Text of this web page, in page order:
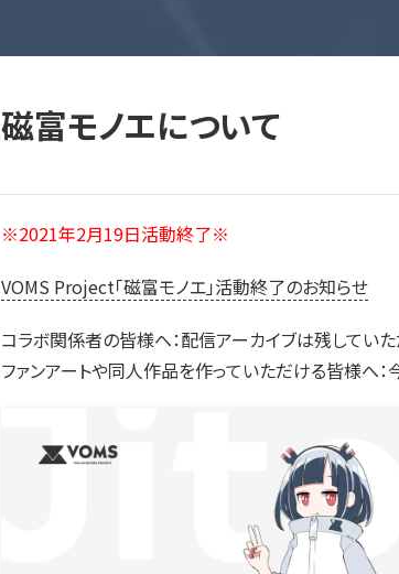
磁富モノエについて
※2021年2月19日活動終了※
VOMS Project「磁富モノエ」活動終了のお知らせ
コラボ関係者の皆様へ：配信アーカイブは残してい
ファンアートや同人作品を作っていただける皆様へ：